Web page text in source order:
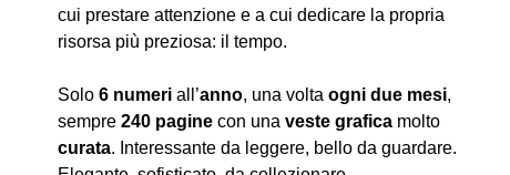
cui prestare attenzione e a cui dedicare la propria
risorsa più preziosa: il tempo.
Solo 6 numeri all’anno, una volta ogni due mesi,
sempre 240 pagine con una veste grafica molto
curata. Interessante da leggere, bello da guardare.